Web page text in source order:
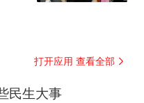
打开应用 查看全部
民生大事